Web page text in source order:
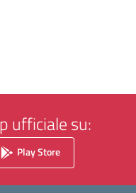
ufficiale su:
Play Store